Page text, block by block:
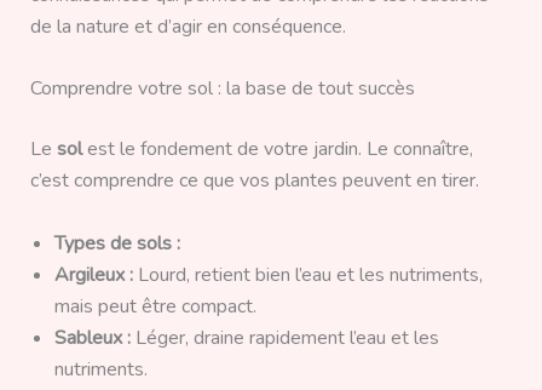
de la nature et d’agir en conséquence.
Comprendre votre sol : la base de tout succès
Le solest le fondement de votre jardin. Le connaître,
c’est comprendre ce que vos plantes peuvent en tirer.
Types de sols :
Argileux :Lourd, retient bien l’eau et les nutriments,
mais peut être compact.
Sableux :Léger, draine rapidement l’eau et les
nutriments.